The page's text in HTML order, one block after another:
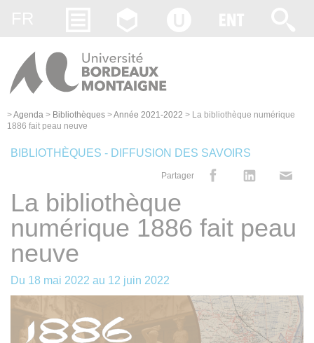
>Agenda > Bibliothèques >Année 2021-2022 > La bibliothèque numérique
1886 fait peau neuve
BIBLIOTHÈQUES - DIFFUSION DES SAVOIRS
Partager
La bibliothèque
numérique 1886 fait peau
neuve
Du 18 mai 2022 au 12 juin 2022